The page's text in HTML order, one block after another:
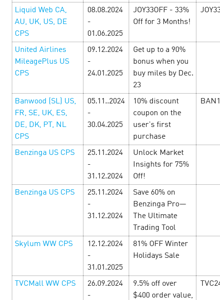
LEARN MORE
Вoo-tiful campaign dedicated to
18 October’24
Awfully advantageous bonuses and terribly exclusive
promo codes from the best advertisers are available for
LEARN MORE
Liquid Web CA,
AU, UK, US, DE
CPS
08.08.2024
-
01.06.2025
JOY33OFF - 33%
Off for 3 Months!
United Airlines
MileagePlus US
CPS
09.12.2024
-
24.01.2025
Get up to a 90%
bonus when you
buy miles by Dec.
23
Banwood (SL) US,
FR, SE, UK, ES,
DE, DK, PT, NL
CPS
05.11..2024
-
30.04.2025
10% discount
coupon on the
user's first
purchase
Benzinga US CPS
25.11.2024
-
31.12.2024
Unlock Market
Insights for 75%
Off!
Benzinga US CPS
25.11.2024
-
31.12.2024
Save 60% on
Benzinga Pro—
The Ultimate
Trading Tool
Skylum WW CPS
12.12.2024
-
31.01.2025
81% OFF Winter
Holidays Sale
TVCMall WW CPS
26.09.2024
-
9.5% off over
$400 order value,